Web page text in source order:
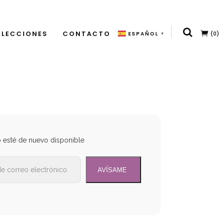
CONTACTO ESPAÑOL ▼ (0)
esté de nuevo disponible